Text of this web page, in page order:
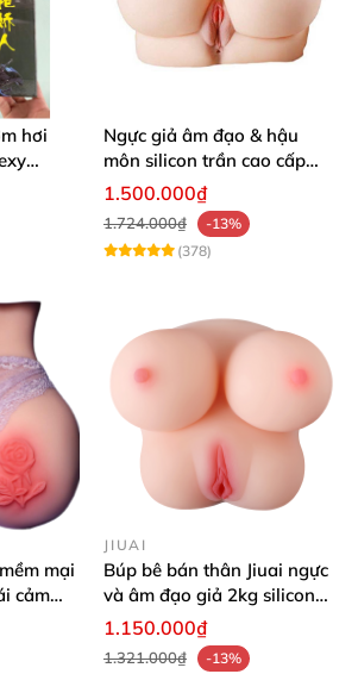
hơi
thật
Ngực giả âm đạo & hậu
môn silicon trần cao cấp
mềm mịn - Man
Mastuebator 3kg
1.500.000₫
1.724.000₫
-13%
(378)
mại
cảm
mái
JIUAI
Búp bê bán thân Jiuai ngực
và âm đạo giả 2kg silicon
nguyên khối cao cấp
1.150.000₫
1.321.000₫
-13%